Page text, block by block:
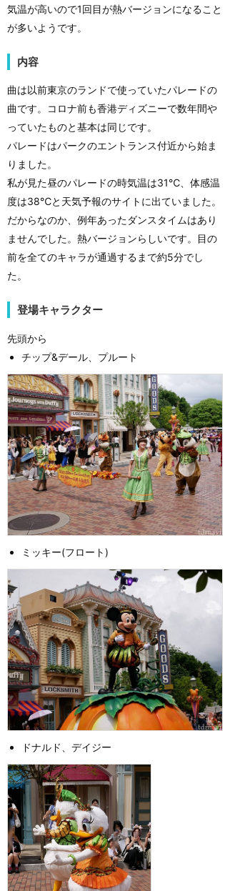
気温が高いので1回目が熱バージョンになること
が多いようです。
内容
曲は以前東京のランドで使っていたパレードの
曲です。コロナ前も香港ディズニーで数年間や
っていたものと基本は同じです。
パレードはパークのエントランス付近から始ま
りました。
私が見た昼のパレードの時気温は31℃、体感温
度は38℃と天気予報のサイトに出ていました。
だからなのか、例年あったダンスタイムはあり
ませんでした。熱バージョンらしいです。目の
前を全てのキャラが通過するまで約5分でし
た。
登場キャラクター
先頭から
チップ&デール、プルート
ミッキー(フロート)
ドナルド、デイジー